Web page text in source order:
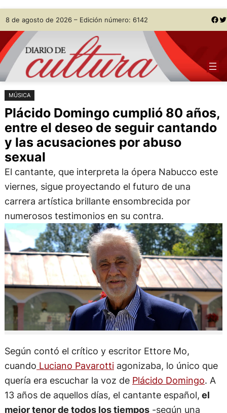
Saltar
al
contenido
Skip
to
content
8 de agosto de 2026 – Edición número: 6142 Facebook Twitter
MÚSICA
Plácido Domingo cumplió 80 años,
entre el deseo de seguir cantando
y las acusaciones por abuso
sexual
El cantante, que interpreta la ópera Nabucco este
viernes, sigue proyectando el futuro de una
carrera artística brillante ensombrecida por
numerosos testimonios en su contra.
Según contó el crítico y escritor Ettore Mo,
cuando Luciano Pavarottiagonizaba, lo único que
quería era escuchar la voz de Plácido Domingo. A
13 años de aquellos días, el cantante español, el
mejor tenor de todos los tiempos-según una